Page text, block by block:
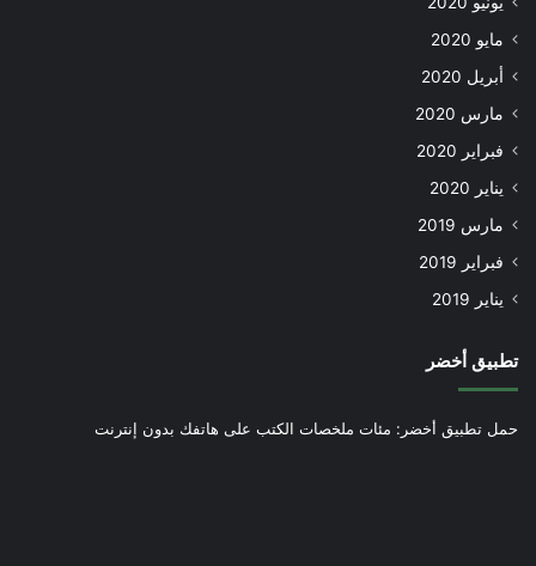
مايو 2020
أبريل 2020
مارس 2020
فبراير 2020
يناير 2020
مارس 2019
فبراير 2019
يناير 2019
تطبيق أخضر
حمل تطبيق أخضر: مئات ملخصات الكتب على هاتفك بدون إنترنت